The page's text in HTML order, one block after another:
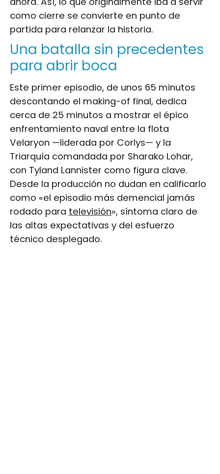
como cierre se convierte en punto de
partida para relanzar la historia.
Una batalla sin precedentes
para abrir boca
Este primer episodio, de unos 65 minutos
descontando el making-of final, dedica
cerca de 25 minutos a mostrar el épico
enfrentamiento naval entre la flota
Velaryon —liderada por Corlys— y la
Triarquía comandada por Sharako Lohar,
con Tyland Lannister como figura clave.
Desde la producción no dudan en calificarlo
como «el episodio más demencial jamás
rodado para televisión», síntoma claro de
las altas expectativas y del esfuerzo
técnico desplegado.